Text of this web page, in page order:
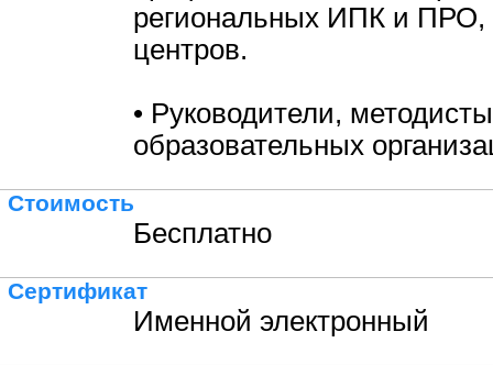
региональных ИПК и ПРО,
центров.
• Руководители,
образовательных
Стоимость
Бесплатно
Сертификат
Именной электронный